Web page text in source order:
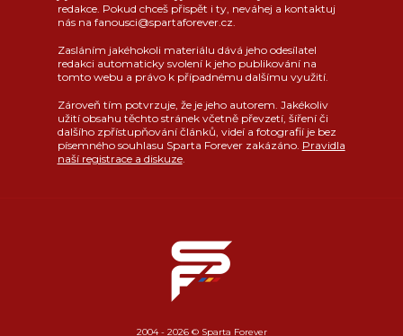
redakce. Pokud chceš přispět i ty, neváhej a kontaktuj
nás na fanousci@spartaforever.cz.
Zasláním jakéhokoli materiálu dává jeho odesílatel
redakci automaticky svolení k jeho publikování na
tomto webu a právo k případnému dalšímu využití.
Zároveň tím potvrzuje, že je jeho autorem. Jakékoliv
užití obsahu těchto stránek včetně převzetí, šíření či
dalšího zpřístupňování článků, videí a fotografií je bez
písemného souhlasu Sparta Forever zakázáno. Pravidla
naší registrace a diskuze.
2004 - 2026 © Sparta Forever